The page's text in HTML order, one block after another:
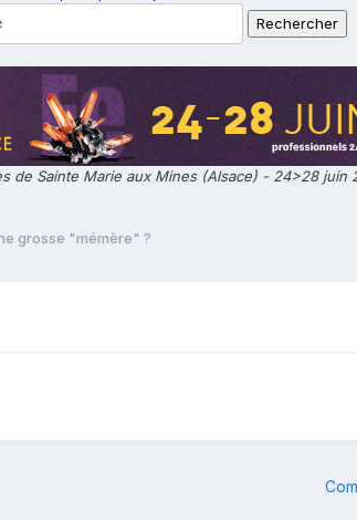
de Sainte Marie aux Mines (Alsace) - 24>28 juin
grosse "mémère" ?